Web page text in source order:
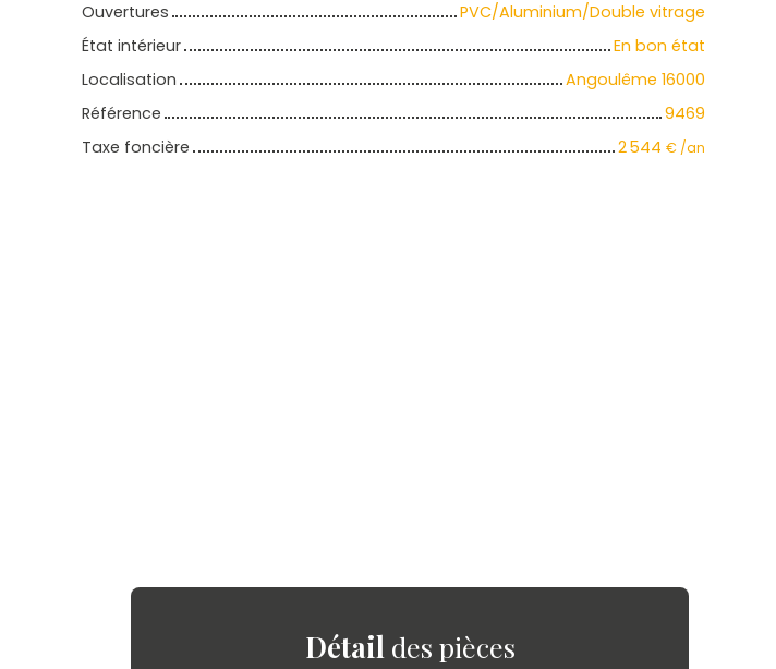
Ouvertures
PVC/Aluminium/Double vitrage
État intérieur
En bon état
Localisation
Angoulême 16000
Référence
9469
Taxe foncière
2 544 € /an
Détail des pièces